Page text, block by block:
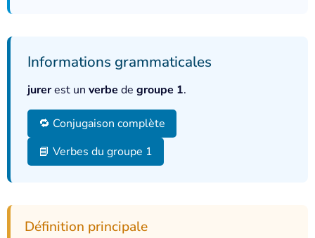
Informations grammaticales
jurerest un verbe de groupe 1.
🔁 Conjugaison complète
📘 Verbes du groupe 1
Définition principale